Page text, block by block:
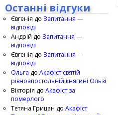
Останні відгуки
Євгенія до Запитання —
відповіді
Андрій до Запитання —
відповіді
Євгенія до Запитання —
відповіді
Ольга до Акафіст святій
рівноапостольній княгині Ользі
Вікторія до Акафіст за
померлого
Тетяна Грицан до Акафіст